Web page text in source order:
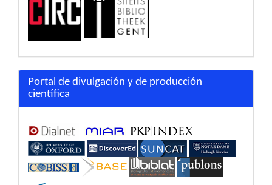
Portal de divulgación y de producción
científica